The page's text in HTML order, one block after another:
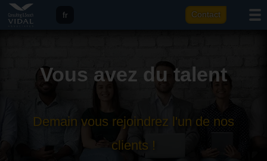
fr
Contact
Vous avez du talent
Demain vous rejoindrez l'un de nos
clients !